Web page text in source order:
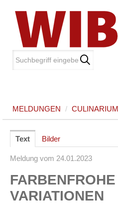
Culinarium
MEDIA
ÜBER UNS
KONTAKT
MELDUNGEN / CULINARIUM
Text Bilder
Meldung vom 24.01.2023
VARIATIONEN